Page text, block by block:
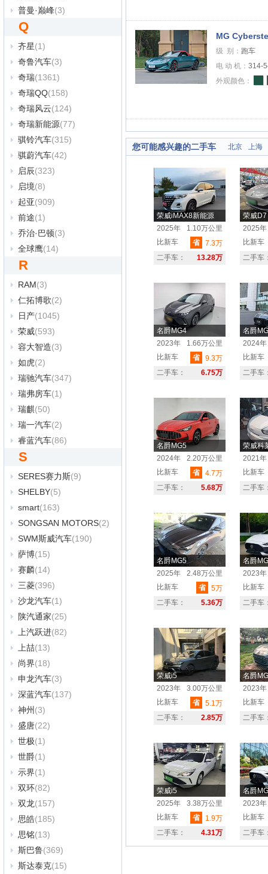
普曼·巅峰(3)
Q
齐星(1)
奇鲁汽车(3)
奇瑞(1361)
奇瑞QQ(158)
奇瑞风云(124)
奇瑞新能源(77)
骐铃汽车(315)
骐蔚汽车(42)
启辰(323)
启境(8)
起亚(909)
前途(1)
乔治·巴顿(3)
全球鹰(14)
R
RAM(3)
仁拓博歌(2)
日产(1045)
荣威(593)
容大智造(3)
如虎(2)
瑞驰汽车(347)
瑞弗房车(1)
瑞麒(50)
瑞一汽车(2)
睿蓝汽车(86)
S
SERES赛力斯(9)
SHELBY(5)
smart(163)
SONGSAN MOTORS(2)
SWM斯威汽车(190)
萨博(15)
赛麟(14)
三菱(396)
沙龙汽车(1)
陕汽通家(25)
上汽跃进(82)
上喆(13)
尚界(18)
申龙汽车(3)
深蓝汽车(137)
神州 (3)
盛唐(22)
世极(1)
世爵(1)
示界(1)
双环(82)
双龙(157)
思皓(185)
思铭(13)
斯巴鲁(369)
斯达泰克(15)
MG
级 别： 跑车
电 动 机： 314-
外观颜色：
您可能感兴趣的二手车 北京 上海
荣威iMAX8新能源
1.10万公里
2025年
省
7.3万
比新车
13.28万
二手车：
荣威D7
2025年
比新车
二手车
名爵MG4
1.66万公里
2023年
省
9.3万
比新车
6.75万
二手车：
名爵
2024年
比新车
二手车
名爵MG5
2.20万公里
2024年
省
4.7万
比新车
5.68万
二手车：
荣威科
2021年
比新车
二手车
名爵MG5
2.48万公里
2025年
省
5万
比新车
5.36万
二手车：
名爵
2023年
比新车
二手车
荣威i5
3.00万公里
2023年
省
5.1万
比新车
2.85万
二手车：
名爵
2023年
比新车
二手车
荣威i5
3.38万公里
2025年
省
1.9万
比新车
4.31万
二手车：
名爵
2023年
比新车
二手车